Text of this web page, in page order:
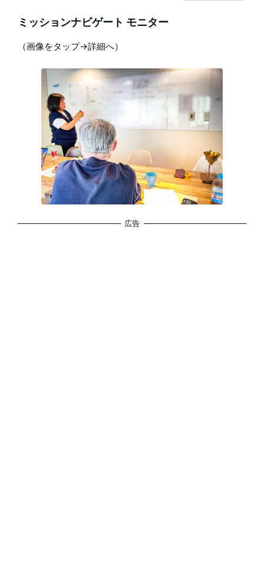
ミッションナビゲート モニター
（画像をタップ→詳細へ）
広告